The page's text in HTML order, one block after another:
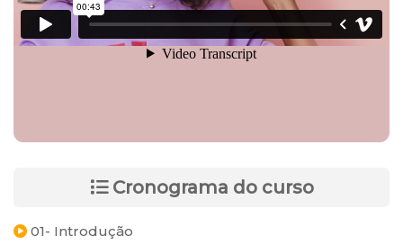
Cronograma do curso
01- Introdução